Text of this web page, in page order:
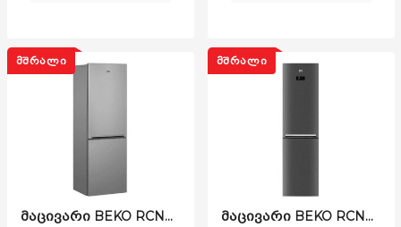
ᲛᲨᲠᲐᲚᲘ
ᲛᲐᲪᲘᲕᲐᲠᲘ BEKO RCNK270K20S
ᲛᲨᲠᲐᲚᲘ
ᲛᲐᲪᲘᲕᲐᲠᲘ BEKO RCNK335E20VX